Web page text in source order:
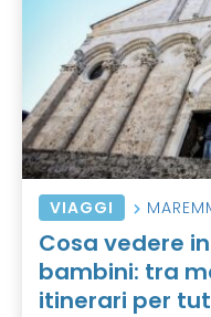
VIAGGI
Cosa vedere
bambini: tra
itinerari per